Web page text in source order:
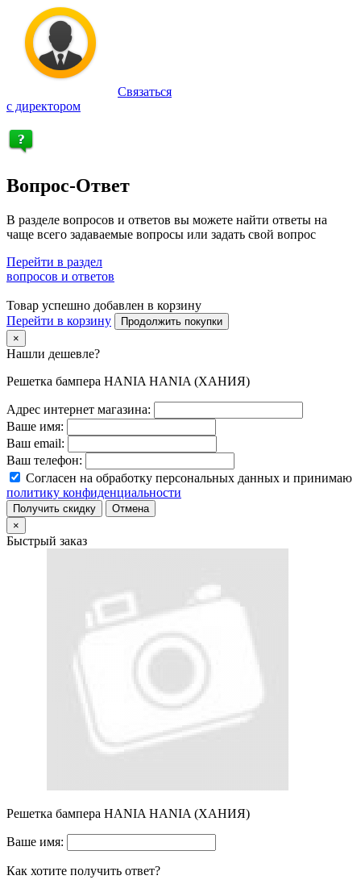
Связаться
с директором
Вопрос-Ответ
В разделе вопросов и ответов вы можете найти ответы на
чаще всего задаваемые вопросы или задать свой вопрос
Перейти в раздел
вопросов и ответов
Товар успешно добавлен в корзину
Перейти в корзину
Продолжить покупки
×
Нашли дешевле?
Решетка бампера HANIA HANIA (ХАНИЯ)
Адрес интернет магазина:
Ваше имя:
Ваш email:
Ваш телефон:
Согласен на обработку персональных данных и принимаю
политику конфиденциальности
Получить скидку
Отмена
×
Быстрый заказ
Решетка бампера HANIA HANIA (ХАНИЯ)
Ваше имя:
Как хотите получить ответ?